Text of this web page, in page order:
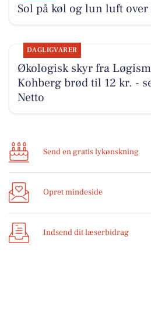
Sol på køl og lun luft over
DAGLIGVARER
Økologisk skyr fra
Kohberg brød til 12 kr. -
Netto
Send en gratis lykønskning
Opret mindeside
Indsend dit læserbidrag